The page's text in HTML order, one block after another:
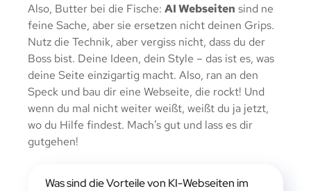
Also, Butter bei die Fische: AI Webseiten sind ne
feine Sache, aber sie ersetzen nicht deinen Grips.
Nutz die Technik, aber vergiss nicht, dass du der
Boss bist. Deine Ideen, dein Style – das ist es, was
deine Seite einzigartig macht. Also, ran an den
Speck und bau dir eine Webseite, die rockt! Und
wenn du mal nicht weiter weißt, weißt du ja jetzt,
wo du Hilfe findest. Mach’s gut und lass es dir
gutgehen!
Was sind die Vorteile von KI-Webseiten im